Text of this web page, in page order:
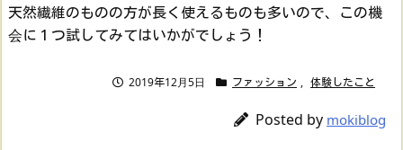
天然繊維のものの方が長く使えるものも多いので、この機
会に１つ試してみてはいかがでしょう！
2019年12月5日 ファッション , 体験したこと
Posted by mokiblog